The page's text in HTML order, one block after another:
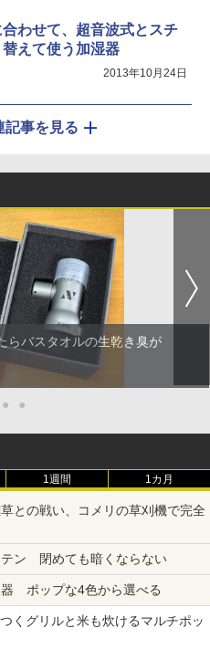
わせて、超音波式とスチ
えて使う加湿器
2013年10月24日
記事を見る
らバスタオルの生乾き臭が
● ●
1週間 1カ月
との戦い、コメリの草刈機で完全
ン 閉めても暗くならない
ポップな4色から選べる
くグリルと米も炊けるマルチポッ